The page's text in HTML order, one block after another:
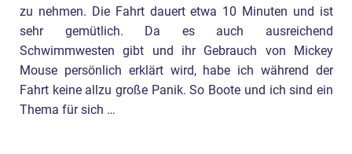
zu nehmen. Die Fahrt dauert etwa 10 Minuten und ist
sehr gemütlich. Da es auch ausreichend
Schwimmwesten gibt und ihr Gebrauch von Mickey
Mouse persönlich erklärt wird, habe ich während der
Fahrt keine allzu große Panik. So Boote und ich sind ein
Thema für sich …